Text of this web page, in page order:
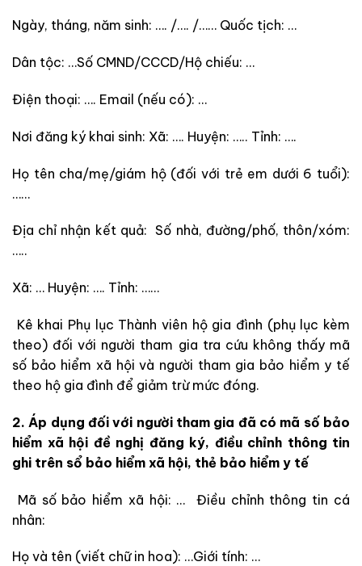
Ngày, tháng, năm sinh: …. /…. /…… Quốc tịch: …
Dân tộc: …Số CMND/CCCD/Hộ chiếu: …
Điện thoại: …. Email (nếu có): …
Nơi đăng ký khai sinh: Xã: …. Huyện: ….. Tỉnh: ….
Họ tên cha/mẹ/giám hộ (đối với trẻ em dưới 6 tuổi):
……
Địa chỉ nhận kết quả: Số nhà, đường/phố, thôn/xóm:
…..
Xã: … Huyện: …. Tỉnh: ……
Kê khai Phụ lục Thành viên hộ gia đình (phụ lục kèm
theo) đối với người tham gia tra cứu không thấy mã
số bảo hiểm xã hội và người tham gia bảo hiểm y tế
theo hộ gia đình để giảm trừ mức đóng.
2. Áp dụng đối với người tham gia đã có mã số bảo
hiểm xã hội đề nghị đăng ký, điều chỉnh thông tin
ghi trên sổ bảo hiểm xã hội, thẻ bảo hiểm y tế
Mã số bảo hiểm xã hội: … Điều chỉnh thông tin cá
nhân:
Họ và tên (viết chữ in hoa): …Giới tính: …